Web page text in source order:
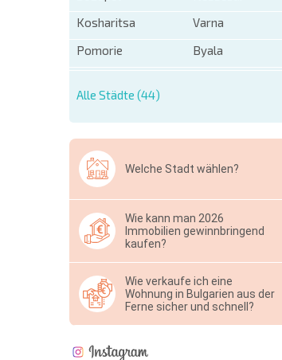
Kosharitsa
Varna
Pomorie
Byala
Alle Städte (44)
Welche Stadt wählen?
Wie kann man 2026
Immobilien gewinnbringend
kaufen?
Wie verkaufe ich eine
Wohnung in Bulgarien aus der
Ferne sicher und schnell?